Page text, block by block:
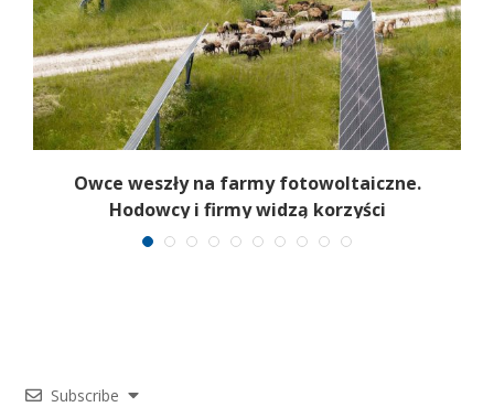
Owce weszły na farmy fotowoltaiczne.
Hodowcy i firmy widzą korzyści
Subscribe